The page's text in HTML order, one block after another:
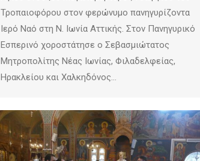
Τροπαιοφόρου στον φερώνυμο πανηγυρίζοντα
Ιερό Ναό στη Ν. Ιωνία Αττικής. Στον Πανηγυρικό
Εσπερινό χοροστάτησε ο Σεβασμιώτατος
Μητροπολίτης Νέας Ιωνίας, Φιλαδελφείας,
Ηρακλείου και Χαλκηδόνος…